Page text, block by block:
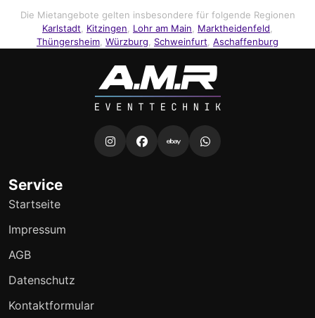
Die Mietangebote gelten insbesondere für folgende Regionen
Karlstadt
Kitzingen Lohr am Main Marktheidenfeld
Thüngersheim Würzburg Schweinfurt Aschaffenburg
Service
Startseite
Impressum
AGB
Datenschutz
Kontaktformular